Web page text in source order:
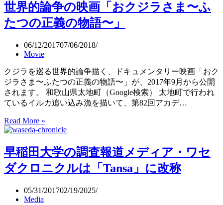
開
始
病
に
苦
む
の
体
験
を
有
す
デ
ー
タ
ー
世界的論争の映画「おクジラさま〜ふ
たつの正義の物語〜」
06/12/201707/06/2018
Movie
クジラを巡る世界的論争描く、ドキュメンタリー映画「おク
ジラさま〜ふたつの正義の物語〜」が、2017年9月から公開
されます。 和歌山県太地町（Google検索） 太地町で行われ
ているイルカ追い込み漁を描いて、第82回アカデ…
Read More »
界
論
争
の
画
早稲田大学の調査報道メディア・ワセ
ダクロニクルは「Tansa」に改称
05/31/201702/19/2025
Media